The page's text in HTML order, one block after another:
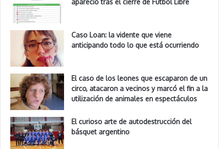
apareció tras el cierre de Fútbol Libre
Caso Loan: la vidente que viene
anticipando todo lo que está ocurriendo
El caso de los leones que escaparon de un
circo, atacaron a vecinos y marcó el fin a la
utilización de animales en espectáculos
El curioso arte de autodestrucción del
básquet argentino